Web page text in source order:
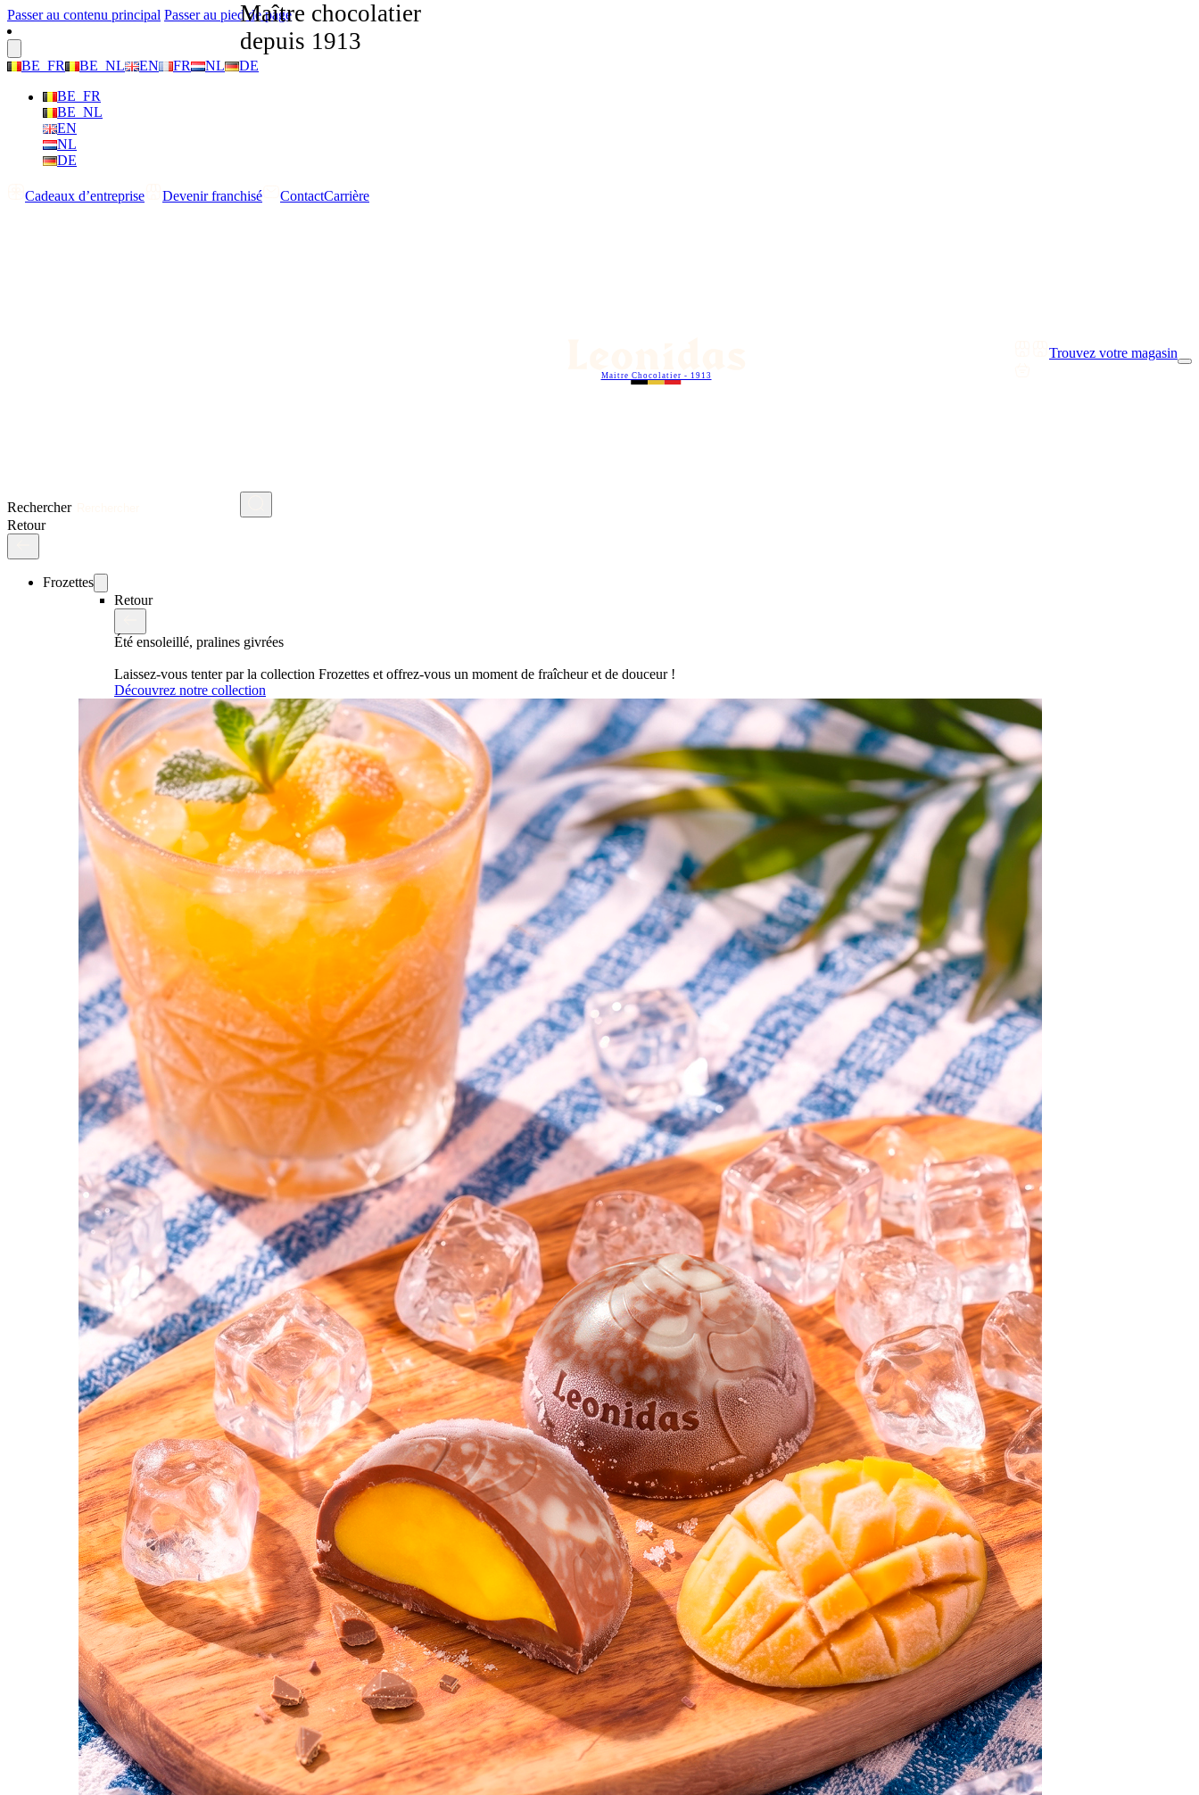
Passer au contenu principal Passer au pied de page
BE_FR BE_NL EN FR NL
DE
BE_FR
BE_NL
EN
NL
DE
Cadeaux d’entreprise Devenir franchisé ContactCarrière
Rechercher
Maitre Chocolatier - 1913
Trouvez votre magasin
Retour
Frozettes
Retour
Été ensoleillé, pralines givrées
Laissez-vous tenter par la collection Frozettes et offrez-vous un moment de fraîcheur et de douceur !
Découvrez notre collection
Maître chocolatier
depuis 1913